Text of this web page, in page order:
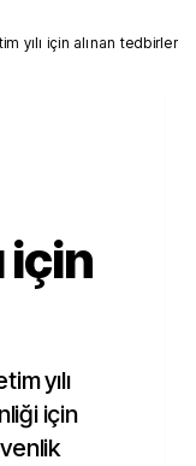
yılı için alınan tedbirler
için
yılı
için